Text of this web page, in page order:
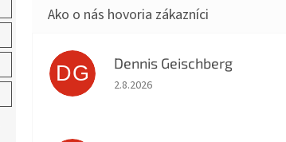
DG Dennis Geischberg
Hodnotenie obchodu je 5 z 5
2.8.2026